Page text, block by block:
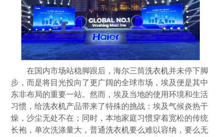
在国内市场站稳脚跟后，海尔三筒洗衣机并未停下脚
步，而是将目光投向了更广阔的全球市场，埃及便是其中
东非布局的重要一站。然而，埃及当地的使用环境和生活
习惯，给洗衣机产品带来了特殊的挑战：埃及气候炎热干
燥，沙尘无处不在；同时，本地家庭习惯穿着宽松的传统
长袍，单次洗涤量大，普通洗衣机要么难以容纳，要么无